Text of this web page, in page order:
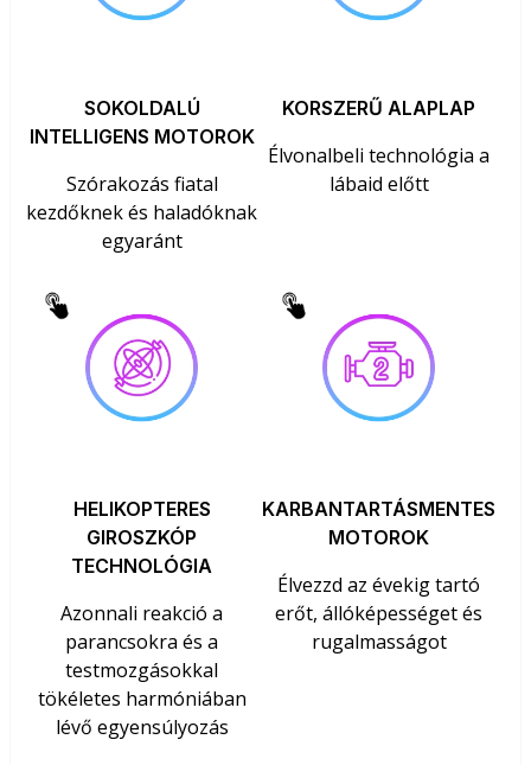
SOKOLDALÚ
INTELLIGENS MOTOROK
Szórakozás fiatal
kezdőknek és haladóknak
egyaránt
KORSZERŰ ALAPLAP
Élvonalbeli technológia a
lábaid előtt
HELIKOPTERES
GIROSZKÓP
TECHNOLÓGIA
Azonnali reakció a
parancsokra és a
testmozgásokkal
tökéletes harmóniában
lévő egyensúlyozás
KARBANTARTÁSMENTES
MOTOROK
Élvezzd az évekig tartó
erőt, állóképességet és
rugalmasságot